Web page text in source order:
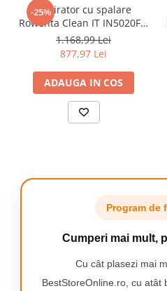
ofera rezultate perfecte de
• Design compact: confort sporit,
• Performanta inalta pe
aspirare eficienta a suprafetelor
• Filtrare extrema a aerului re-
filtrare de pana la 99.98%;
• Recipient pentru praf usor de
Eficienta
consum redus
-25%
Aspirator cu spalare
Rowenta Clean IT IN5020F0,
750W, putere aspirare
13.5kpa, rezervor apa &
detergent 2.3L, rezervor
apa murdara 1.5L, perii
8/15 cm, accesoriu spatii
inguste & incaltaminte,
auto cl
1.168,99 Lei
877,97 Lei
ADAUGA IN COS
Program de
Cumperi mai mult,
Cu cât plasezi mai
BestStoreOnline.ro, cu atât